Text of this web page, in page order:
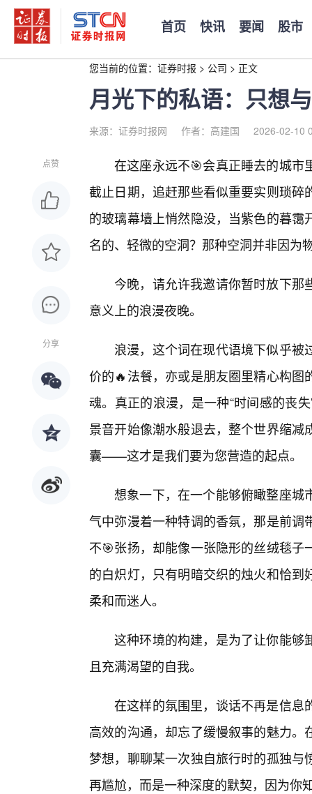
首页 快讯 要闻 股市
您当前的位置： 证券时报 > 公司 > 正文
月光下的私语：只想
来源：证券时报网 作者：高建国 2026-02-10
点赞
分享
在这座永远不🎯会真正睡去的城市
截止日期，追赶那些看似重要实则琐
的玻璃幕墙上悄然隐没，当紫色的暮
名的、轻微的空洞？那种空洞并非因为
今晚，请允许我邀请你暂时放下那
意义上的浪漫夜晚。
浪漫，这个词在现代语境下似乎
价的🔥法餐，亦或是朋友圈里精心构
魂。真正的浪漫，是一种“时间感的丧
景音开始像潮水般退去，整个世界缩
囊——这才是我们要为您营造的起点。
想象一下，在一个能够俯瞰整座城
气中弥漫着一种特调的香氛，那是前
不🎯张扬，却能像一张隐形的丝绒毯
的白炽灯，只有明暗交织的烛火和恰
柔和而迷人。
这种环境的构建，是为了让你能够
且充满渴望的自我。
在这样的氛围里，谈话不再是信息
高效的沟通，却忘了缓慢叙事的魅力
梦想，聊聊某一次独自旅行时的孤独
再尴尬，而是一种深度的默契，因为你